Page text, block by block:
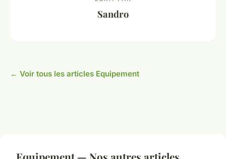
Sandro
← Voir tous les articles Equipement